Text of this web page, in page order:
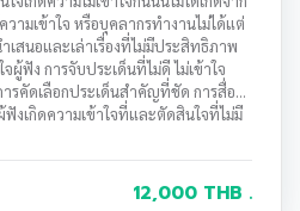
ามเข้าใจ หรือบุคลากรทำงานไม่ได้แต่
เสนอและเล่าเรื่องที่ไม่มีประสิทธิภาพ
ผู้ฟัง การจับประเด็นที่ไม่ดี ไม่เข้าใจ
ารคัดเลือกประเด็นสำคัญที่ชัด การสื่อ
งเกิดความเข้าใจที่และตัดสินใจที่ไม่มี
ก
12,000 THB .